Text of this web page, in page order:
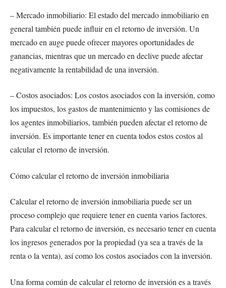
– Mercado inmobiliario: El estado del mercado inmobiliario en
general también puede influir en el retorno de inversión. Un
mercado en auge puede ofrecer mayores oportunidades de
ganancias, mientras que un mercado en declive puede afectar
negativamente la rentabilidad de una inversión.
– Costos asociados: Los costos asociados con la inversión, como
los impuestos, los gastos de mantenimiento y las comisiones de
los agentes inmobiliarios, también pueden afectar el retorno de
inversión. Es importante tener en cuenta todos estos costos al
calcular el retorno de inversión.
Cómo calcular el retorno de inversión inmobiliaria
Calcular el retorno de inversión inmobiliaria puede ser un
proceso complejo que requiere tener en cuenta varios factores.
Para calcular el retorno de inversión, es necesario tener en cuenta
los ingresos generados por la propiedad (ya sea a través de la
renta o la venta), así como los costos asociados con la inversión.
Una forma común de calcular el retorno de inversión es a través